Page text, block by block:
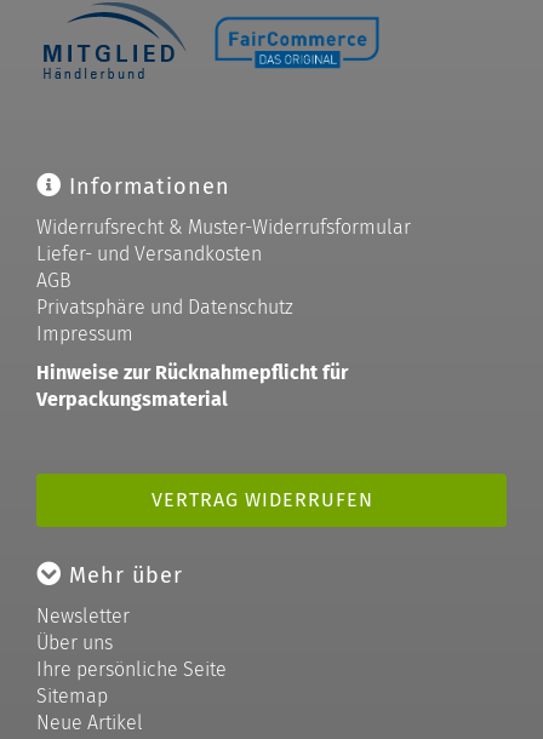
Informationen
Widerrufsrecht & Muster-Widerrufsformular
Liefer- und Versandkosten
AGB
Privatsphäre und Datenschutz
Impressum
Hinweise zur Rücknahmepflicht für
Verpackungsmaterial
VERTRAG WIDERRUFEN
Mehr über
Newsletter
Über uns
Ihre persönliche Seite
Sitemap
Neue Artikel